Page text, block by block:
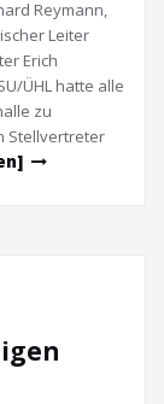
Reymann,
Leiter
Erich
ÜHL hatte alle
zu
Stellvertreter